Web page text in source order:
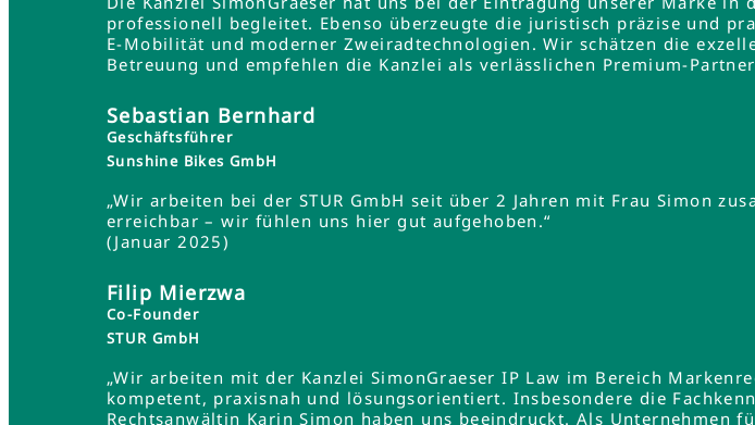
professionell begleitet. Ebenso überzeugte die juristisch präzise und
E-Mobilität und moderner Zweiradtechnologien. Wir schätzen die
Betreuung und empfehlen die Kanzlei als verlässlichen Premium-
Sebastian Bernhard
Geschäftsführer
Sunshine Bikes GmbH
„Wir arbeiten bei der STUR GmbH seit über 2 Jahren mit Frau Simon
erreichbar – wir fühlen uns hier gut aufgehoben.“
(Januar 2025)
Filip Mierzwa
Co-Founder
STUR GmbH
„Wir arbeiten mit der Kanzlei SimonGraeser IP Law im Bereich
kompetent, praxisnah und lösungsorientiert. Insbesondere die
Rechtsanwältin Karin Simon haben uns beeindruckt. Als Unternehmen